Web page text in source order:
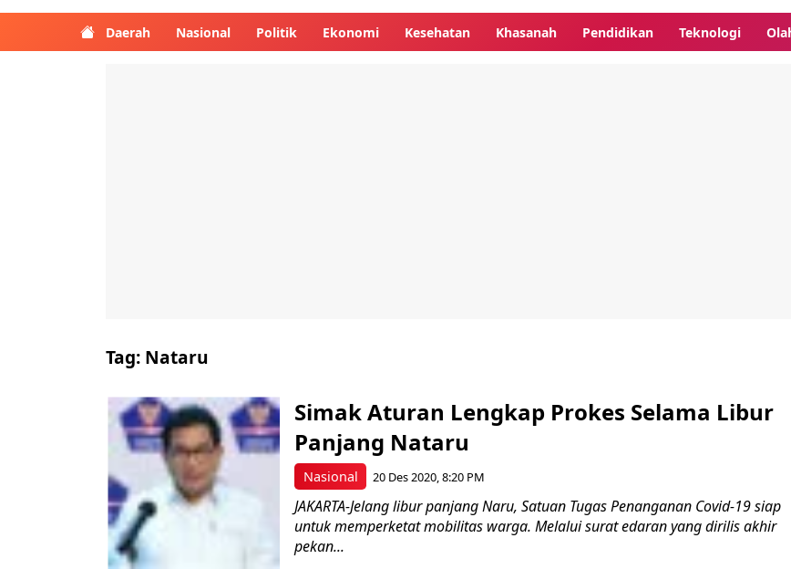
Daerah Nasional Politik Ekonomi Kesehatan Khasanah Pendidikan Teknologi
Tag: Nataru
Nasional
Simak Aturan Lengkap Prokes Selama Libur
Panjang Nataru
20 Des 2020, 8:20 PM
JAKARTA-Jelang libur panjang Naru, Satuan Tugas Penanganan Covid-19 siap
untuk memperketat mobilitas warga. Melalui surat edaran yang dirilis akhir
pekan...